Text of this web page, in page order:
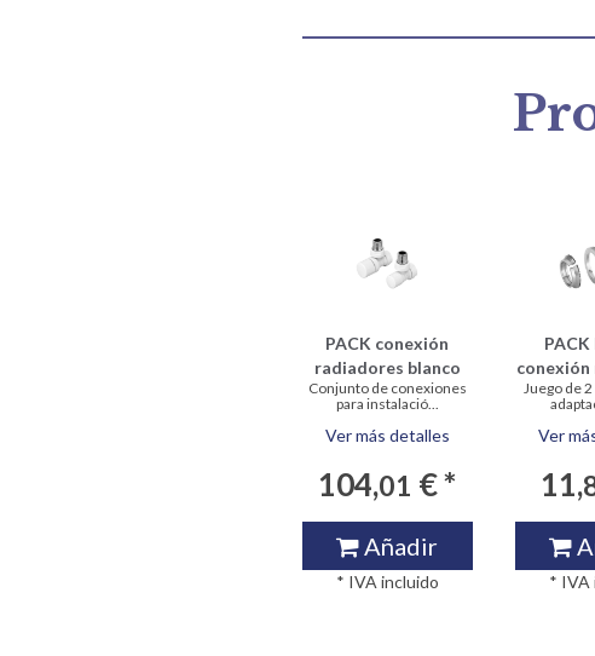
PACK conexión
radiadores blanco
Conjunto de conexiones
para instalació...
Ver más detalles
104,01 € *
Añadir
* IVA incluido
Juego de
Ver
11,
* IVA